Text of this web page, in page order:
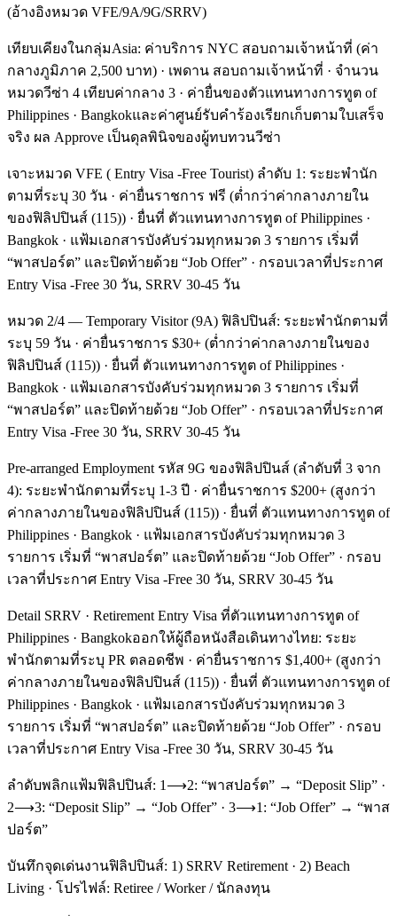
(อ้างอิงหมวด VFE/9A/9G/SRRV)
เทียบเคียงในกลุ่มAsia: ค่าบริการ NYC สอบถามเจ้าหน้าที่ (ค่า
กลางภูมิภาค 2,500 บาท) · เพดาน สอบถามเจ้าหน้าที่ · จำนวน
หมวดวีซ่า 4 เทียบค่ากลาง 3 · ค่ายื่นของตัวแทนทางการทูต of
Philippines · Bangkokและค่าศูนย์รับคำร้องเรียกเก็บตามใบเสร็จ
จริง ผล Approve เป็นดุลพินิจของผู้ทบทวนวีซ่า
เจาะหมวด VFE ( Entry Visa -Free Tourist) ลำดับ 1: ระยะพำนัก
ตามที่ระบุ 30 วัน · ค่ายื่นราชการ ฟรี (ต่ำกว่าค่ากลางภายใน
ของฟิลิปปินส์ (115)) · ยื่นที่ ตัวแทนทางการทูต of Philippines ·
Bangkok · แฟ้มเอกสารบังคับร่วมทุกหมวด 3 รายการ เริ่มที่
“พาสปอร์ต” และปิดท้ายด้วย “Job Offer” · กรอบเวลาที่ประกาศ
Entry Visa -Free 30 วัน, SRRV 30-45 วัน
หมวด 2/4 — Temporary Visitor (9A) ฟิลิปปินส์: ระยะพำนักตามที่
ระบุ 59 วัน · ค่ายื่นราชการ $30+ (ต่ำกว่าค่ากลางภายในของ
ฟิลิปปินส์ (115)) · ยื่นที่ ตัวแทนทางการทูต of Philippines ·
Bangkok · แฟ้มเอกสารบังคับร่วมทุกหมวด 3 รายการ เริ่มที่
“พาสปอร์ต” และปิดท้ายด้วย “Job Offer” · กรอบเวลาที่ประกาศ
Entry Visa -Free 30 วัน, SRRV 30-45 วัน
Pre-arranged Employment รหัส 9G ของฟิลิปปินส์ (ลำดับที่ 3 จาก
4): ระยะพำนักตามที่ระบุ 1-3 ปี · ค่ายื่นราชการ $200+ (สูงกว่า
ค่ากลางภายในของฟิลิปปินส์ (115)) · ยื่นที่ ตัวแทนทางการทูต of
Philippines · Bangkok · แฟ้มเอกสารบังคับร่วมทุกหมวด 3
รายการ เริ่มที่ “พาสปอร์ต” และปิดท้ายด้วย “Job Offer” · กรอบ
เวลาที่ประกาศ Entry Visa -Free 30 วัน, SRRV 30-45 วัน
Detail SRRV · Retirement Entry Visa ที่ตัวแทนทางการทูต of
Philippines · Bangkokออกให้ผู้ถือหนังสือเดินทางไทย: ระยะ
พำนักตามที่ระบุ PR ตลอดชีพ · ค่ายื่นราชการ $1,400+ (สูงกว่า
ค่ากลางภายในของฟิลิปปินส์ (115)) · ยื่นที่ ตัวแทนทางการทูต of
Philippines · Bangkok · แฟ้มเอกสารบังคับร่วมทุกหมวด 3
รายการ เริ่มที่ “พาสปอร์ต” และปิดท้ายด้วย “Job Offer” · กรอบ
เวลาที่ประกาศ Entry Visa -Free 30 วัน, SRRV 30-45 วัน
ลำดับพลิกแฟ้มฟิลิปปินส์: 1⟶2: “พาสปอร์ต” → “Deposit Slip” ·
2⟶3: “Deposit Slip” → “Job Offer” · 3⟶1: “Job Offer” → “พาส
ปอร์ต”
บันทึกจุดเด่นงานฟิลิปปินส์: 1) SRRV Retirement · 2) Beach
Living · โปรไฟล์: Retiree / Worker / นักลงทุน